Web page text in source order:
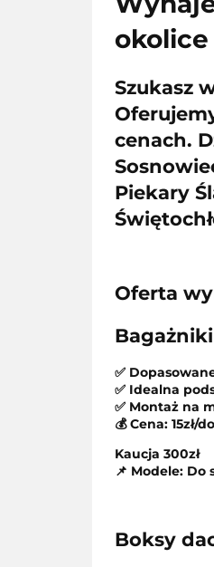
okolice
Szukasz
cenach.
Piekary
Oferta
✅
✅ Idealna
✅ Montaż na
💰 Cena: 15zł/
Kaucja 300zł
📌 Modele: Do
Boksy